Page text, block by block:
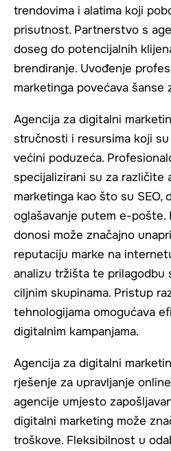
trendovima i alatima koji
prisutnost. Partnerstvo s
doseg do potencijalnih
brendiranje. Uvođenje
marketinga povećava šanse
Agencija za digitalni
stručnosti i resursima koji
većini poduzeća.
specijalizirani su za različite
marketinga kao što su SEO,
oglašavanje putem e-pošte.
donosi može značajno
reputaciju marke na
analizu tržišta te prilagodbu
ciljnim skupinama. Pristup
tehnologijama omogućava
digitalnim kampanjama.
Agencija za digitalni
rješenje za upravljanje
agencije umjesto
digitalni marketing može
troškove. Fleksibilnost u